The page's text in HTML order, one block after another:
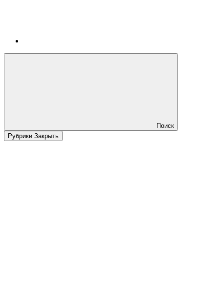
Поиск
Рубрики Закрыть